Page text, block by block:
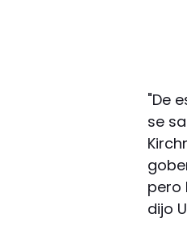
"De
se
pero
dijo